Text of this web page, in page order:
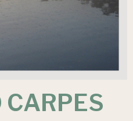
CARPES